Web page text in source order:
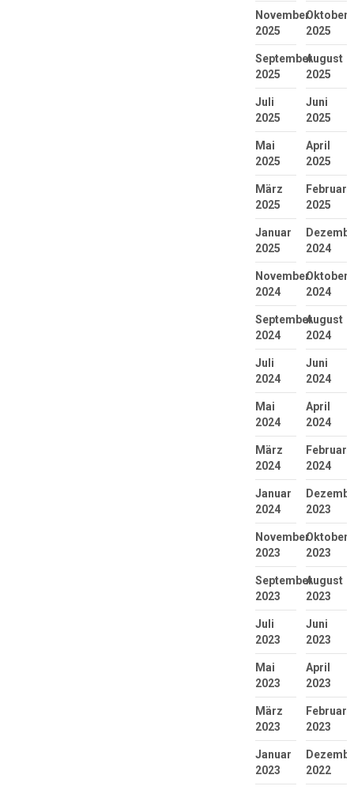
November
2025
Oktober
2025
September
2025
August
2025
Juli
2025
Juni
2025
Mai
2025
April
2025
März
2025
Februar
2025
Januar
2025
2024
November
2024
Oktober
2024
September
2024
August
2024
Juli
2024
Juni
2024
Mai
2024
April
2024
März
2024
Februar
2024
Januar
2024
2023
November
2023
Oktober
2023
September
2023
August
2023
Juli
2023
Juni
2023
Mai
2023
April
2023
März
2023
Februar
2023
Januar
2023
2022